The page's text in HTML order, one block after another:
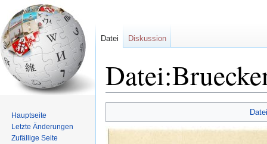
Navigation
springen
Suche
springen
Datei Diskussion
Hauptseite
Letzte Änderungen
Zufällige Seite